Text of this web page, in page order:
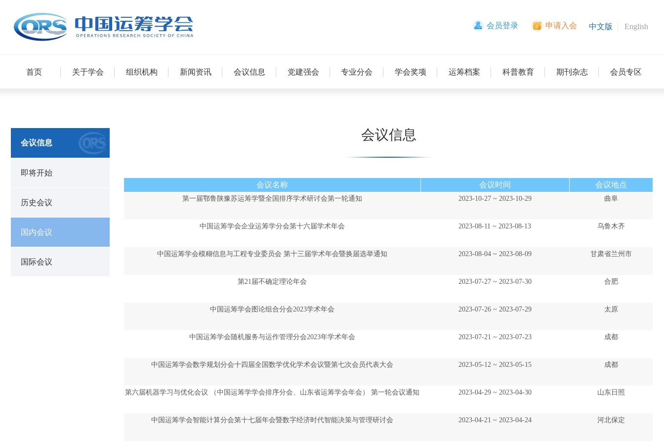
会员登录 申请入会 中文版 English
首页 关于学会 组织机构 新闻资讯 会议信息 党建强会 专业分会 学会奖项 运筹档案 科普教育 期刊杂志 会员专区
会议信息
即将开始
历史会议
国内会议
国际会议
会议信息
会议名称 会议时间 会议地点
第一届鄂鲁陕豫苏运筹学暨全国排序学术研讨会第一轮通知 2023-10-27 ~ 2023-10-29 曲阜
中国运筹学会企业运筹学分会第十六届学术年会 2023-08-11 ~ 2023-08-13 乌鲁木齐
中国运筹学会模糊信息与工程专业委员会 第十三届学术年会暨换届选举通知 2023-08-04 ~ 2023-08-09 甘肃省兰州市
第21届不确定理论年会 2023-07-27 ~ 2023-07-30 合肥
中国运筹学会图论组合分会2023学术年会 2023-07-26 ~ 2023-07-29 太原
中国运筹学会随机服务与运作管理分会2023年学术年会 2023-07-21 ~ 2023-07-23 成都
中国运筹学会数学规划分会十四届全国数学优化学术会议暨第七次会员代表大会 2023-05-12 ~ 2023-05-15 成都
第六届机器学习与优化会议 （中国运筹学学会排序分会、山东省运筹学会年会） 第一轮会议通知 2023-04-29 ~ 2023-04-30 山东日照
中国运筹学会智能计算分会第十七届年会暨数字经济时代智能决策与管理研讨会 2023-04-21 ~ 2023-04-24 河北保定